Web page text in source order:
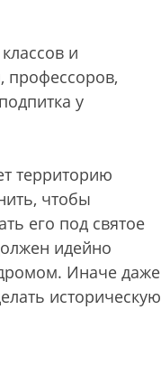
и
профессоров,
у
территорию
чтобы
его под святое
идейно
Иначе даже
историческую